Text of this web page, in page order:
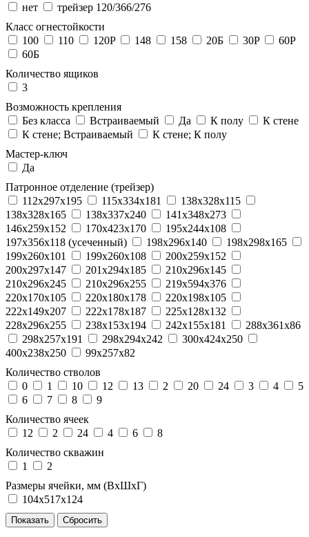
нет
трейзер 120/366/276
Класс огнестойкости
100
110 120P 148 158 20Б 30P
60P
60Б
Количество ящиков
3
Возможность крепления
Без класса
Встраиваемый Да К полу
К стене
К стене; Встраиваемый
К стене; К полу
Мастер-ключ
Да
Патронное отделение (трейзер)
112x297x195
115x334x181
138x328x115
138x328x165
138x337x240
141x348x273
146x259x152
170x423x170
195x244x108
197x356x118 (усеченный)
198x296x140
198x298x165
199x260x101
199x260x108
200x259x152
200x297x147
201x294x185
210x296x145
210x296x245
210x296x255
219x594x376
220x170x105
220x180x178
220x198x105
222x149x207
222x178x187
225x128x132
228x296x255
238x153x194 242x155x181
288x361x86
298x257x191
298x294x242
300x424x250
400x238x250
99x257x82
Количество стволов
0
1 10 12 13 2 20 24 3 4
5
6
7 8
9
Количество ячеек
12
2 24 4 6
8
Количество скважин
1
2
Размеры ячейки, мм (ВхШхГ)
104х517х124